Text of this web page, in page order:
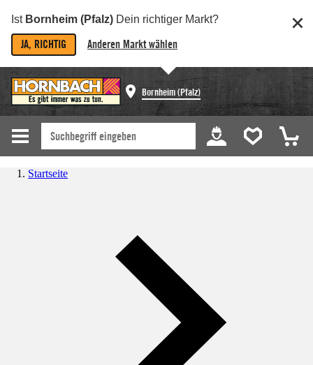
Ist Bornheim (Pfalz) Dein richtiger Markt?
JA, RICHTIG Anderen Markt wählen
Bornheim (Pfalz)
Startseite